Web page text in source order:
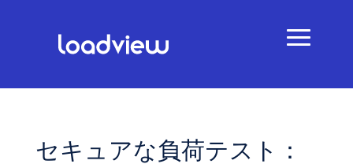
セキュアな負荷テスト：